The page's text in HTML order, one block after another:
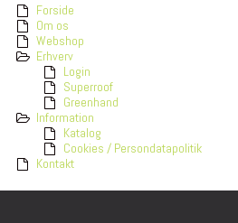
Forside
Om os
Webshop
Erhverv
Login
Superroof
Greenhand
Information
Katalog
Cookies / Persondatapolitik
Kontakt